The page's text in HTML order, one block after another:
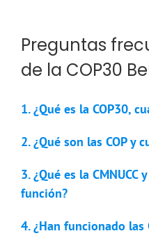
Preguntas
de la COP30
1. ¿Qué es la COP30,
2. ¿Qué son las COP y
3. ¿Qué es la
función?
4. ¿Han funcionado las